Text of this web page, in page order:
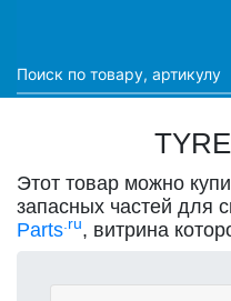
Этот товар можно
запасных частей для
Parts.ru, витрина